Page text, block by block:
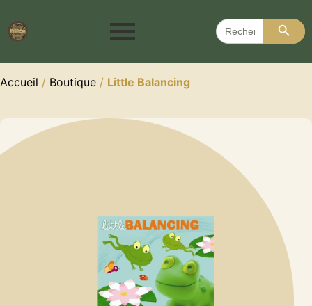
Search
for:
Search
Accueil / Boutique / Little Balancing